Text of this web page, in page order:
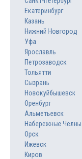
Екатеринбург
Казань
Нижний Новгород
Уфа
Ярославль
Петрозаводск
Тольятти
Сызрань
Новокуйбышевск
Оренбург
Альметьевск
Набережные Челны
Орск
Ижевск
Киров